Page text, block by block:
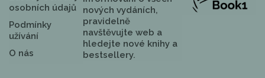
osobních údajů
Podmínky
užívání
O nás
nových vydáních,
pravidelně
navštěvujte web a
hledejte nové knihy a
bestsellery.